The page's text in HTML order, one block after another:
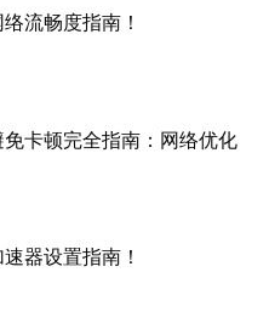
流畅度指南！
卡顿完全指南：网络优化
器设置指南！